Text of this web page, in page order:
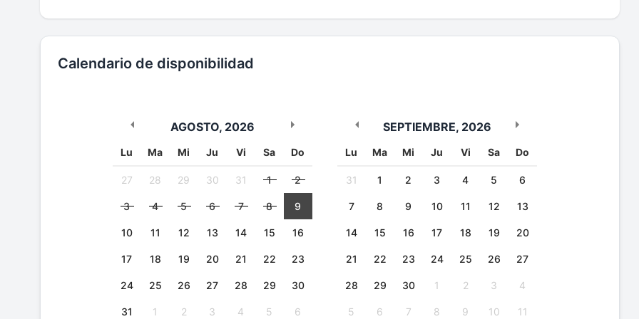
Calendario de disponibilidad
AGOSTO, 2026
Lu Ma Mi Ju Vi Sa Do
27 28 29 30 31 1 2
3 4 5 6 7 8 9
10 11 12 13 14 15 16
17 18 19 20 21 22 23
24 25 26 27 28 29 30
31 1 2 3 4 5 6
SEPTIEMBRE, 2026
Lu Ma Mi Ju Vi Sa Do
31 1 2 3 4 5 6
7 8 9 10 11 12 13
14 15 16 17 18 19 20
21 22 23 24 25 26 27
28 29 30 1 2 3 4
5 6 7 8 9 10 11